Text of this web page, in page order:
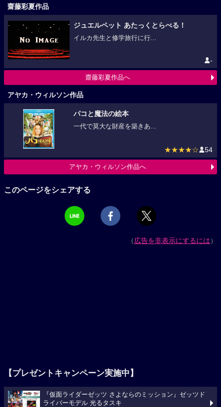
齋藤彩夏作品
ジュエルペット あたっくとらべる！
イルカ先生と修学旅行に行...
-
齋藤彩夏作品へ
アヤカ・ウィルソン作品
パコと魔法の絵本
一代で莫大な財産を築きあ...
★★★★☆ 54
アヤカ・ウィルソン作品へ
このページをシェアする
（広告を非表示にするには）
【プレゼントキャンペーン実施中】
『仮面ライダーゼッツ さよならのミッション』ゼッツド
ライバーモデル 光るタスキ